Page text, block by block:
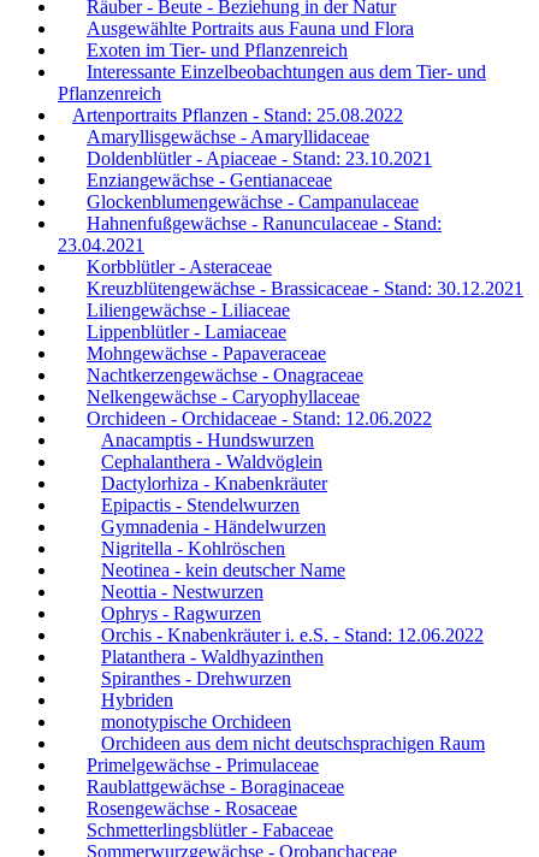
Räuber - Beute - Beziehung in der Natur
Ausgewählte Portraits aus Fauna und Flora
Exoten im Tier- und Pflanzenreich
Interessante Einzelbeobachtungen aus dem Tier- und
Pflanzenreich
Artenportraits Pflanzen - Stand: 25.08.2022
Amaryllisgewächse - Amaryllidaceae
Doldenblütler - Apiaceae - Stand: 23.10.2021
Enziangewächse - Gentianaceae
Glockenblumengewächse - Campanulaceae
Hahnenfußgewächse - Ranunculaceae - Stand:
23.04.2021
Korbblütler - Asteraceae
Kreuzblütengewächse - Brassicaceae - Stand: 30.12.2021
Liliengewächse - Liliaceae
Lippenblütler - Lamiaceae
Mohngewächse - Papaveraceae
Nachtkerzengewächse - Onagraceae
Nelkengewächse - Caryophyllaceae
Orchideen - Orchidaceae - Stand: 12.06.2022
Anacamptis - Hundswurzen
Cephalanthera - Waldvöglein
Dactylorhiza - Knabenkräuter
Epipactis - Stendelwurzen
Gymnadenia - Händelwurzen
Nigritella - Kohlröschen
Neotinea - kein deutscher Name
Neottia - Nestwurzen
Ophrys - Ragwurzen
Orchis - Knabenkräuter i. e.S. - Stand: 12.06.2022
Platanthera - Waldhyazinthen
Spiranthes - Drehwurzen
Hybriden
monotypische Orchideen
Orchideen aus dem nicht deutschsprachigen Raum
Primelgewächse - Primulaceae
Raublattgewächse - Boraginaceae
Rosengewächse - Rosaceae
Schmetterlingsblütler - Fabaceae
Sommerwurzgewächse - Orobanchaceae